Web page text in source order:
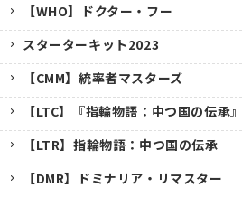
【WHO】ドクター・フー
スターターキット2023
【CMM】統率者マスターズ
【LTC】『指輪物語：中つ国の伝承
【LTR】指輪物語：中つ国の伝承
【DMR】ドミナリア・リマスター